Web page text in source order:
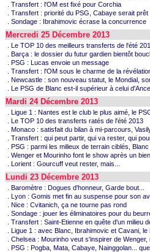
. Transfert : l'OM est fixé pour Corchia
. Transfert : priorité du PSG, Cabaye serait prêt
. Sondage : Ibrahimovic écrase la concurrence
Mercredi 25 Décembre 2013
. Le TOP 10 des meilleurs transferts de l'été
. Barça : le dossier du futur gardien bientôt
. PSG : Lucas envoie un message
. Transfert : l'OM sous le charme de la
. Newcastle : son nouveau statut, le Mondial,
. Le PSG de Blanc est-il supérieur à celui
Mardi 24 Décembre 2013
. Ligue 1 : Nantes est le club le plus aimé, le
. Le TOP 10 des transferts ratés de l'été 2013
. Monaco : satisfait du bilan à mi-parcours,
. Transfert : qui peut partir, qui va rester, qui
. PSG : parmi les milieux de terrain ciblés,
. Wenger et Mourinho font le show après un
. Lorient : Gourcuff veut rester, mais...
Lundi 23 Décembre 2013
. Baromètre : Dogues d'honneur, Garde bout...
. Lyon : Gomis met fin au suspense pour son
. Nice : Cvitanich, ça ne tourne pas rond
. Sondage : jouer les éliminatoires pour du
. Transfert : Saint-Etienne en quête d'un milieu
. Ligue 1 : avec Blanc, Ibrahimovic et Cavani,
. Chelsea : Mourinho veut s'inspirer de
. PSG : Pogba, Mata, Cabaye, Nainggolan...